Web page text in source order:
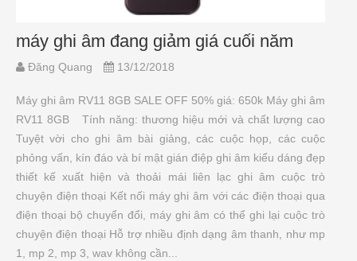
máy ghi âm đang giảm giá cuối năm
Đăng Quang 13/12/2018
Máy ghi âm RV11 8GB SALE OFF 50% giá: 650k Máy ghi âm
RV11 8GB Tính năng: thương hiệu mới và chất lượng cao
Tuyệt vời cho ghi âm bài giảng, các cuộc họp, các cuộc
phỏng vấn, kín đáo và bí mật gián điệp ghi âm kiểu dáng đẹp
thiết kế xuất hiện và thoải mái liên lạc ghi âm cuộc trò
chuyện điện thoại Kết nối máy ghi âm với các điện thoại qua
điện thoại bộ chuyển đổi, máy ghi âm có thể ghi lại cuộc trò
chuyện điện thoại Hỗ trợ nhiều định dạng âm thanh, như mp
1, mp 2, mp 3, wav không cần...